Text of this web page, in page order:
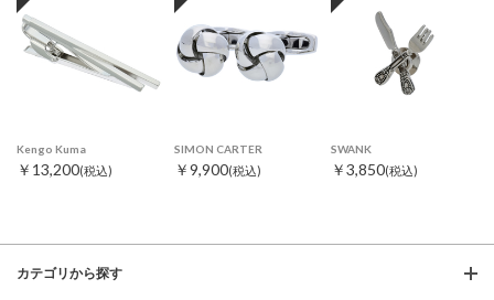
Kengo Kuma
￥13,200(税込)
SIMON CARTER
￥9,900(税込)
SWANK
￥3,850(税込)
カテゴリから探す